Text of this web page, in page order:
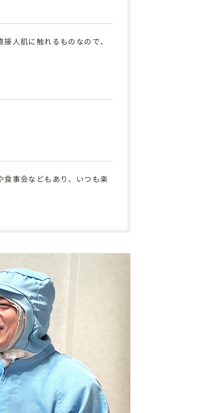
人肌に触れるものなので、
食事会などもあり、いつも楽